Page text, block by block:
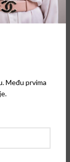
Među prvima
naočara za
1940-ih,
i pažnjom
odeće.
plemenitih